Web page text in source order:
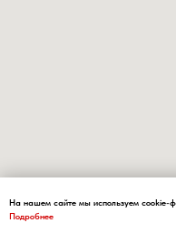
На нашем сайте мы используем cookie-
Подробнее